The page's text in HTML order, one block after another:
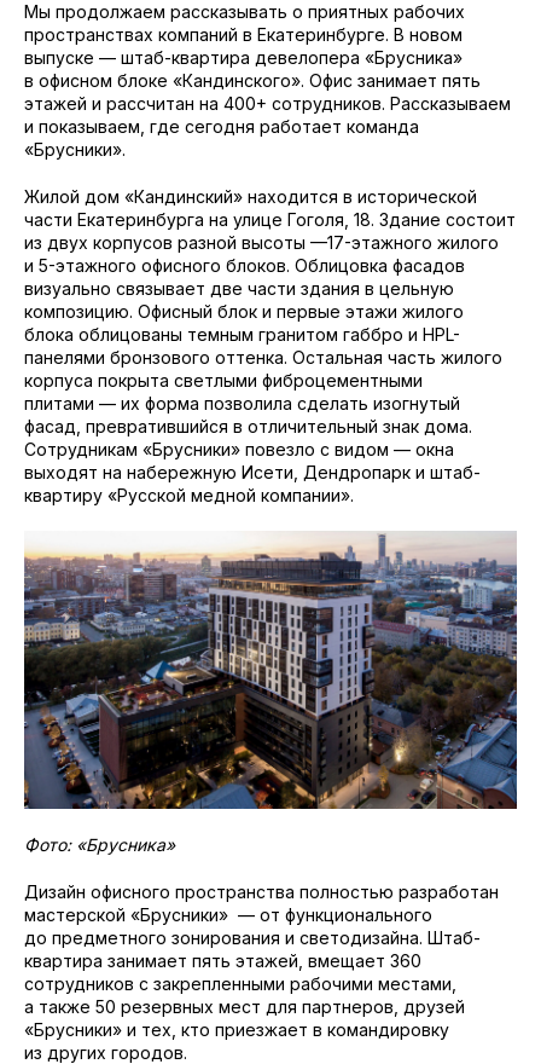
Мы продолжаем рассказывать о приятных рабочих
пространствах компаний в Екатеринбурге. В новом
выпуске — штаб-квартира девелопера «Брусника»
в офисном блоке «Кандинского». Офис занимает пять
этажей и рассчитан на 400+ сотрудников. Рассказываем
и показываем, где сегодня работает команда
«Брусники».
Жилой дом «Кандинский» находится в исторической
части Екатеринбурга на улице Гоголя, 18. Здание состоит
из двух корпусов разной высоты —17-этажного жилого
и 5-этажного офисного блоков. Облицовка фасадов
визуально связывает две части здания в цельную
композицию. Офисный блок и первые этажи жилого
блока облицованы темным гранитом габбро и HPL-
панелями бронзового оттенка. Остальная часть жилого
корпуса покрыта светлыми фиброцементными
плитами — их форма позволила сделать изогнутый
фасад, превратившийся в отличительный знак дома.
Сотрудникам «Брусники» повезло с видом — окна
выходят на набережную Исети, Дендропарк и штаб-
квартиру «Русской медной компании».
Фото: «Брусника»
Дизайн офисного пространства полностью разработан
мастерской «Брусники» — от функционального
до предметного зонирования и светодизайна. Штаб-
квартира занимает пять этажей, вмещает 360
сотрудников с закрепленными рабочими местами,
а также 50 резервных мест для партнеров, друзей
«Брусники» и тех, кто приезжает в командировку
из других городов.